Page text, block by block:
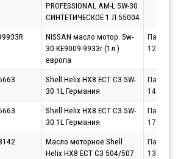
PROFESSIONAL AM-L 5W-30
СИНТЕТИЧЕСКОЕ 1 Л 55004
NISSAN масло мотор. 5w-
30 KE9009-9933r (1л.)
европа
Партнёр
Shell Helix HX8 ECT C3 5W-
30 1L Германия
Партнёр
Shell Helix HX8 ECT C3 5W-
30 1L Германия
Партнёр
Масло моторное Shell
Helix HX8 ECT C3 504/507
Партнёр